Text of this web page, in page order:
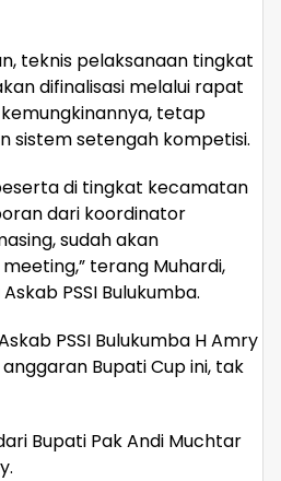
teknis pelaksanaan tingkat
difinalisasi melalui rapat
tetap
sistem setengah kompetisi.
di tingkat kecamatan
dari koordinator
sudah akan
terang Muhardi,
PSSI Bulukumba.
PSSI Bulukumba H Amry
Bupati Cup ini, tak
Bupati Pak Andi Muchtar